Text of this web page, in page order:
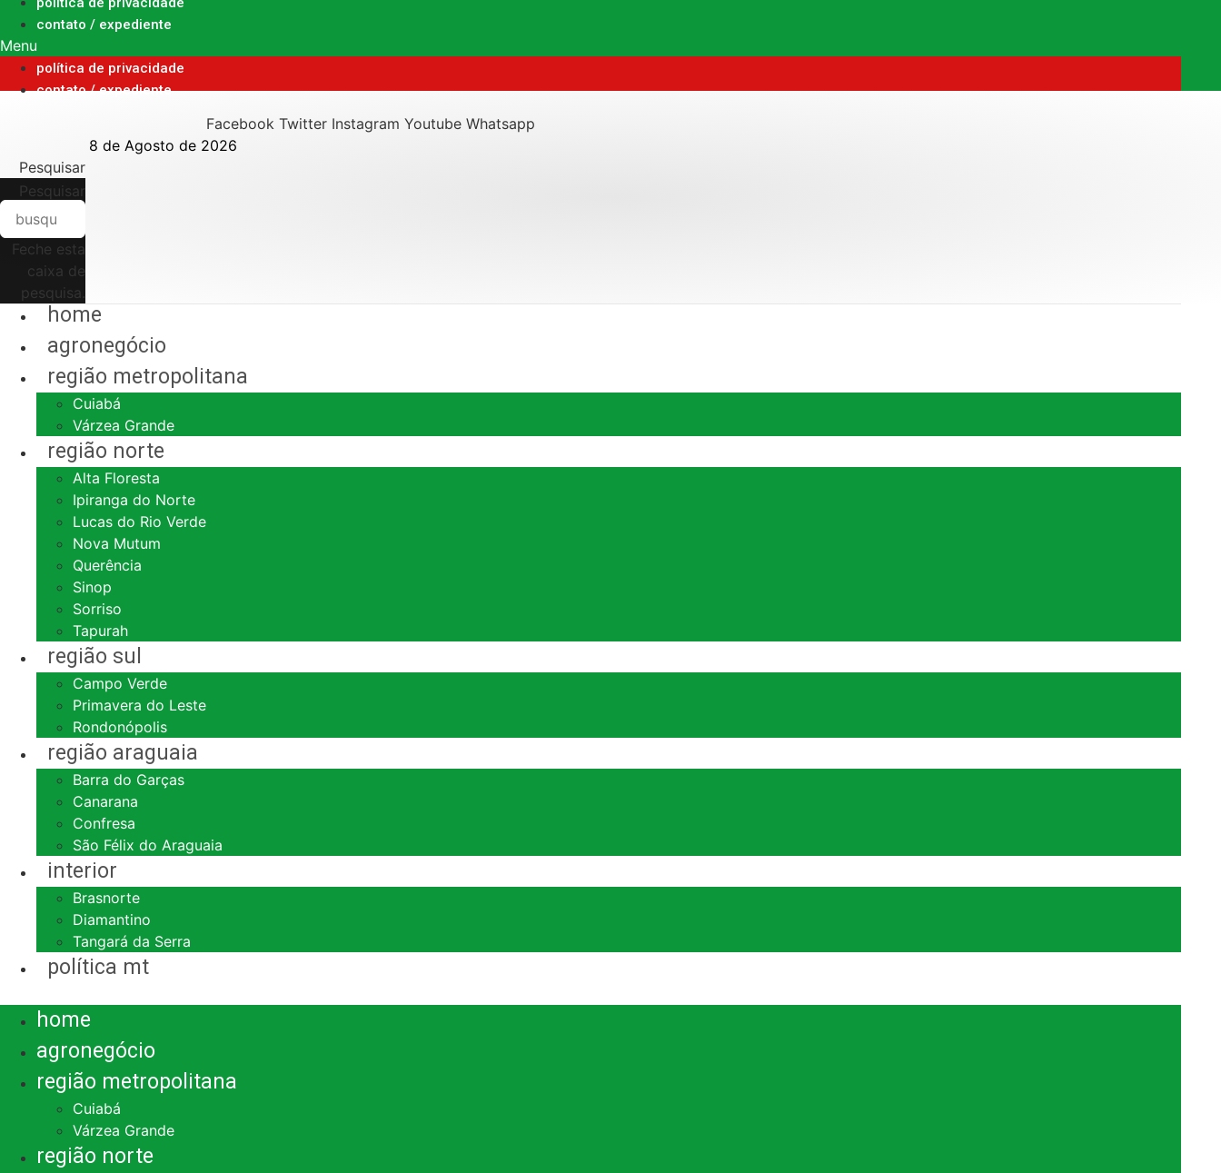
para
o
conteúdo
contato / expediente
Menu
política de privacidade
contato / expediente
Facebook Twitter Instagram Youtube Whatsapp
8 de Agosto de 2026
Pesquisar
Pesquisar
Feche esta
caixa de
pesquisa.
home
agronegócio
região metropolitana
Cuiabá
Várzea Grande
região norte
Alta Floresta
Ipiranga do Norte
Lucas do Rio Verde
Nova Mutum
Querência
Sinop
Sorriso
Tapurah
região sul
Campo Verde
Primavera do Leste
Rondonópolis
região araguaia
Barra do Garças
Canarana
Confresa
São Félix do Araguaia
interior
Brasnorte
Diamantino
Tangará da Serra
política mt
home
agronegócio
região metropolitana
Cuiabá
Várzea Grande
região norte